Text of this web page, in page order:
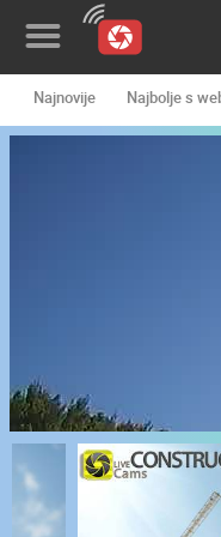
Novosti&Blog
Povijest
Karta
KONTAKTIRAJTE
Najnovije Najbolje s